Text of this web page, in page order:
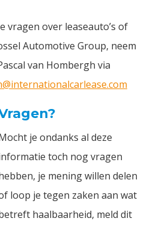
vragen over leaseauto’s of
Automotive Group, neem
van Hombergh via
je ondanks al deze
toch nog vragen
je mening willen delen
loop je tegen zaken aan wat
haalbaarheid, meld dit